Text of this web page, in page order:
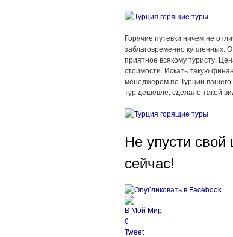
Горячие путевки ничем не
заблаговременно купленных.
приятное всякому туристу.
стоимости. Искать такую
менеджером по Турции вашего
тур дешевле, сделало такой
Не упусти
сейчас!
В Мой Мир
0
Tweet